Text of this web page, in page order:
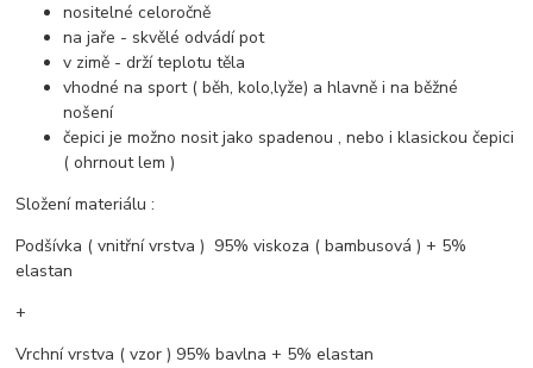
nositelné celoročně
na jaře - skvělé odvádí pot
v zimě - drží teplotu těla
vhodné na sport ( běh, kolo,lyže) a hlavně i na běžné
nošení
čepici je možno nosit jako spadenou , nebo i klasickou čepici
( ohrnout lem )
Složení materiálu :
Podšívka ( vnitřní vrstva ) 95% viskoza ( bambusová ) + 5%
elastan
+
Vrchní vrstva ( vzor ) 95% bavlna + 5% elastan